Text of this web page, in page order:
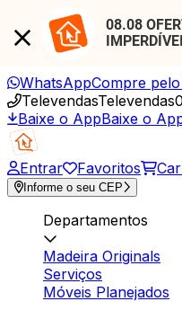
08.08
WhatsAppCompre
TelevendasTelevendas
Baixe o AppBaixe o
Entrar Favoritos
Informe o seu CEP
Departamentos
Madeira Originals
Serviços
Móveis Planejados